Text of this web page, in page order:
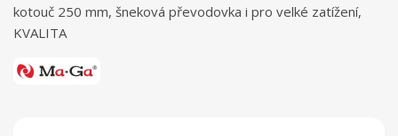
kotouč 250 mm, šneková převodovka i pro velké zatížení,
KVALITA